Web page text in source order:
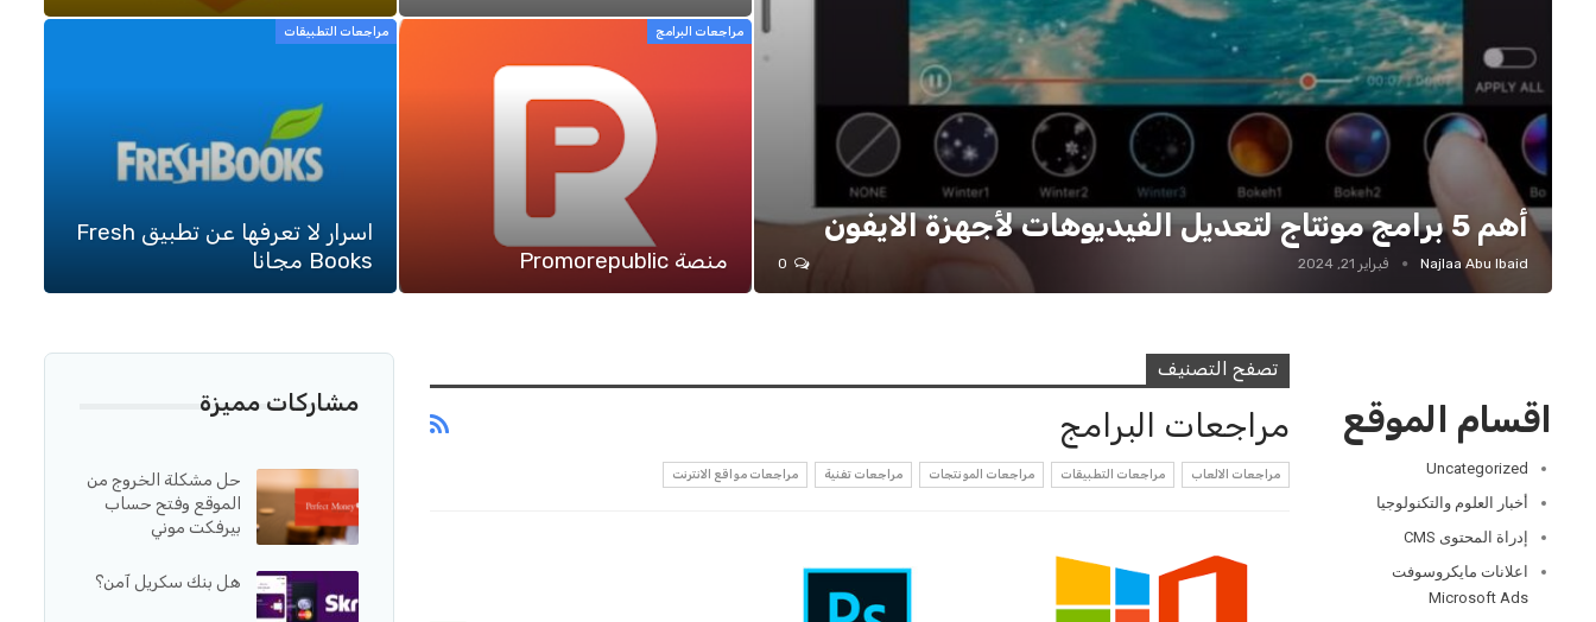
أهم 5 برامج مونتاج لتعديل الفيديوهات لأجهزة الايفون
Najlaa Abu Ibaid فبراير 21, 2024
مراجعات البرامج
منصة Promorepublic
مراجعات التطبيقات
اسرار لا تعرفها عن تطبيق Fresh
Books مجانا
تصفح التصنيف
مراجعات البرامج
مراجعات الالعاب مراجعات التطبيقات مراجعات المونتجات مراجعات تفنية مراجعات مواقع الانترنت
مشاركات مميزة
حل مشكلة الخروج من
الموقع وفتح حساب
بيرفكت موني
هل بنك سكريل آمن؟
اقسام الموقع
Uncategorized
أخبار العلوم والتكنولوجيا
إدراة المحتوى CMS
اعلانات مايكروسوفت
Microsoft Ads